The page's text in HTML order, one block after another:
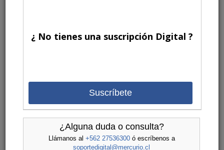
¿ No tienes una suscripción Digital ?
Suscríbete
¿Alguna duda o consulta?
Llámanos al +562 27536300ó escríbenos a
soportedigital@mercurio.cl